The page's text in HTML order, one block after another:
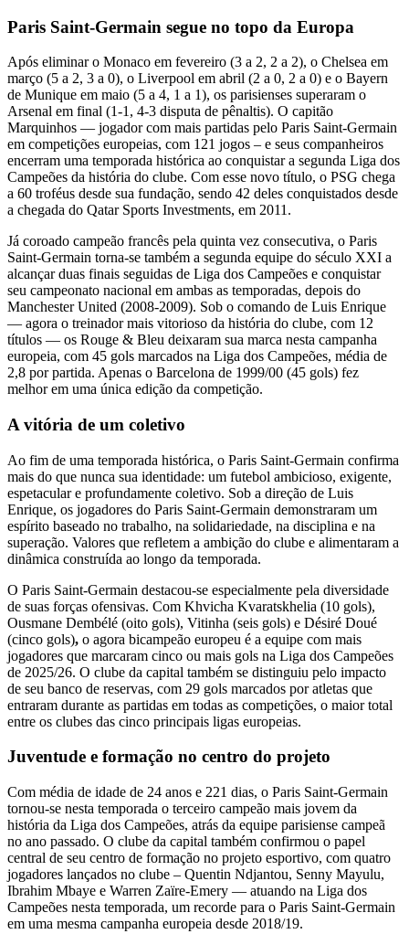
Paris Saint-Germain segue no topo da Europa
Após eliminar o Monaco em fevereiro (3 a 2, 2 a 2), o Chelsea em
março (5 a 2, 3 a 0), o Liverpool em abril (2 a 0, 2 a 0) e o Bayern
de Munique em maio (5 a 4, 1 a 1), os parisienses superaram o
Arsenal em final (1-1, 4-3 disputa de pênaltis). O capitão
Marquinhos — jogador com mais partidas pelo Paris Saint-Germain
em competições europeias, com 121 jogos – e seus companheiros
encerram uma temporada histórica ao conquistar a segunda Liga dos
Campeões da história do clube. Com esse novo título, o PSG chega
a 60 troféus desde sua fundação, sendo 42 deles conquistados desde
a chegada do Qatar Sports Investments, em 2011.
Já coroado campeão francês pela quinta vez consecutiva, o Paris
Saint-Germain torna-se também a segunda equipe do século XXI a
alcançar duas finais seguidas de Liga dos Campeões e conquistar
seu campeonato nacional em ambas as temporadas, depois do
Manchester United (2008-2009). Sob o comando de Luis Enrique
— agora o treinador mais vitorioso da história do clube, com 12
títulos — os Rouge & Bleu deixaram sua marca nesta campanha
europeia, com 45 gols marcados na Liga dos Campeões, média de
2,8 por partida. Apenas o Barcelona de 1999/00 (45 gols) fez
melhor em uma única edição da competição.
A vitória de um coletivo
Ao fim de uma temporada histórica, o Paris Saint-Germain confirma
mais do que nunca sua identidade: um futebol ambicioso, exigente,
espetacular e profundamente coletivo. Sob a direção de Luis
Enrique, os jogadores do Paris Saint-Germain demonstraram um
espírito baseado no trabalho, na solidariedade, na disciplina e na
superação. Valores que refletem a ambição do clube e alimentaram a
dinâmica construída ao longo da temporada.
O Paris Saint-Germain destacou-se especialmente pela diversidade
de suas forças ofensivas. Com Khvicha Kvaratskhelia (10 gols),
Ousmane Dembélé (oito gols), Vitinha (seis gols) e Désiré Doué
(cinco gols), o agora bicampeão europeu é a equipe com mais
jogadores que marcaram cinco ou mais gols na Liga dos Campeões
de 2025/26. O clube da capital também se distinguiu pelo impacto
de seu banco de reservas, com 29 gols marcados por atletas que
entraram durante as partidas em todas as competições, o maior total
entre os clubes das cinco principais ligas europeias.
Juventude e formação no centro do projeto
Com média de idade de 24 anos e 221 dias, o Paris Saint-Germain
tornou-se nesta temporada o terceiro campeão mais jovem da
história da Liga dos Campeões, atrás da equipe parisiense campeã
no ano passado. O clube da capital também confirmou o papel
central de seu centro de formação no projeto esportivo, com quatro
jogadores lançados no clube – Quentin Ndjantou, Senny Mayulu,
Ibrahim Mbaye e Warren Zaïre-Emery — atuando na Liga dos
Campeões nesta temporada, um recorde para o Paris Saint-Germain
em uma mesma campanha europeia desde 2018/19.